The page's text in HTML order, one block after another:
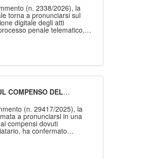
(n. 2338/2026), la
torna a pronunciarsi sul
digitale degli atti
penale telematico,
dell’art. 87-bis,
n. 150/2022. L’atto di
da un difensore
di negligenza
di fiducia.
COMPENSO DEL
(n. 29417/2025), la
a pronunciarsi in una
compensi dovuti
ha confermato
di rito applicabile ai
art. 28 l. n. 794/1942 e art.
La Suprema Corte ribadisce